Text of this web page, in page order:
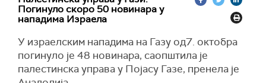
Нетанјаху је у телевизијском обраћању рекао
и да либанска група Хезболах "почиње да
учествује у рату", упозоривши да ће
"направити грешку живота" ако заиста уђе.
Погинуло скоро 50 новинара у
нападима Израела
У израелским нападима на Газу од7. октобра
погинуло је 48 новинара, саопштила је
палестинска управа у Појасу Газе, пренела је